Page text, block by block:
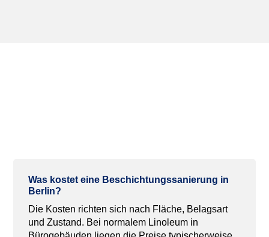
Was kostet eine Beschichtungssanierung in
Berlin?
Die Kosten richten sich nach Fläche, Belagsart
und Zustand. Bei normalem Linoleum in